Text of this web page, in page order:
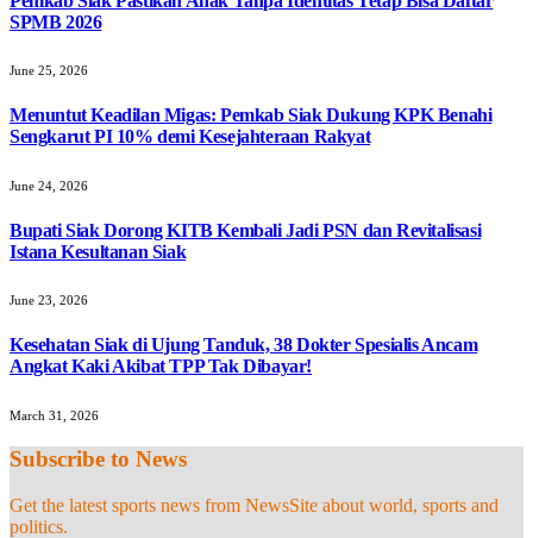
SPMB 2026
June 25, 2026
Menuntut Keadilan Migas: Pemkab Siak Dukung KPK Benahi
Sengkarut PI 10% demi Kesejahteraan Rakyat
June 24, 2026
Bupati Siak Dorong KITB Kembali Jadi PSN dan Revitalisasi
Istana Kesultanan Siak
June 23, 2026
Kesehatan Siak di Ujung Tanduk, 38 Dokter Spesialis Ancam
Angkat Kaki Akibat TPP Tak Dibayar!
March 31, 2026
Subscribe to News
Get the latest sports news from NewsSite about world, sports and
politics.